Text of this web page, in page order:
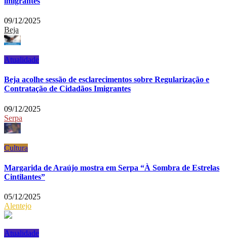
09/12/2025
Beja
Atualidade
Beja acolhe sessão de esclarecimentos sobre Regularização e
Contratação de Cidadãos Imigrantes
09/12/2025
Serpa
Cultura
Margarida de Araújo mostra em Serpa “À Sombra de Estrelas
Cintilantes”
05/12/2025
Alentejo
Atualidade